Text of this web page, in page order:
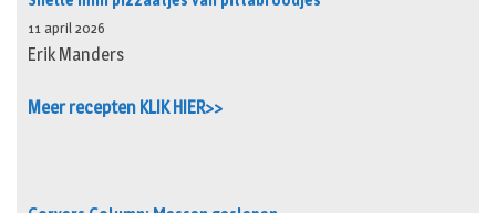
11 april 2026
Erik Manders
Meer recepten KLIK HIER>>